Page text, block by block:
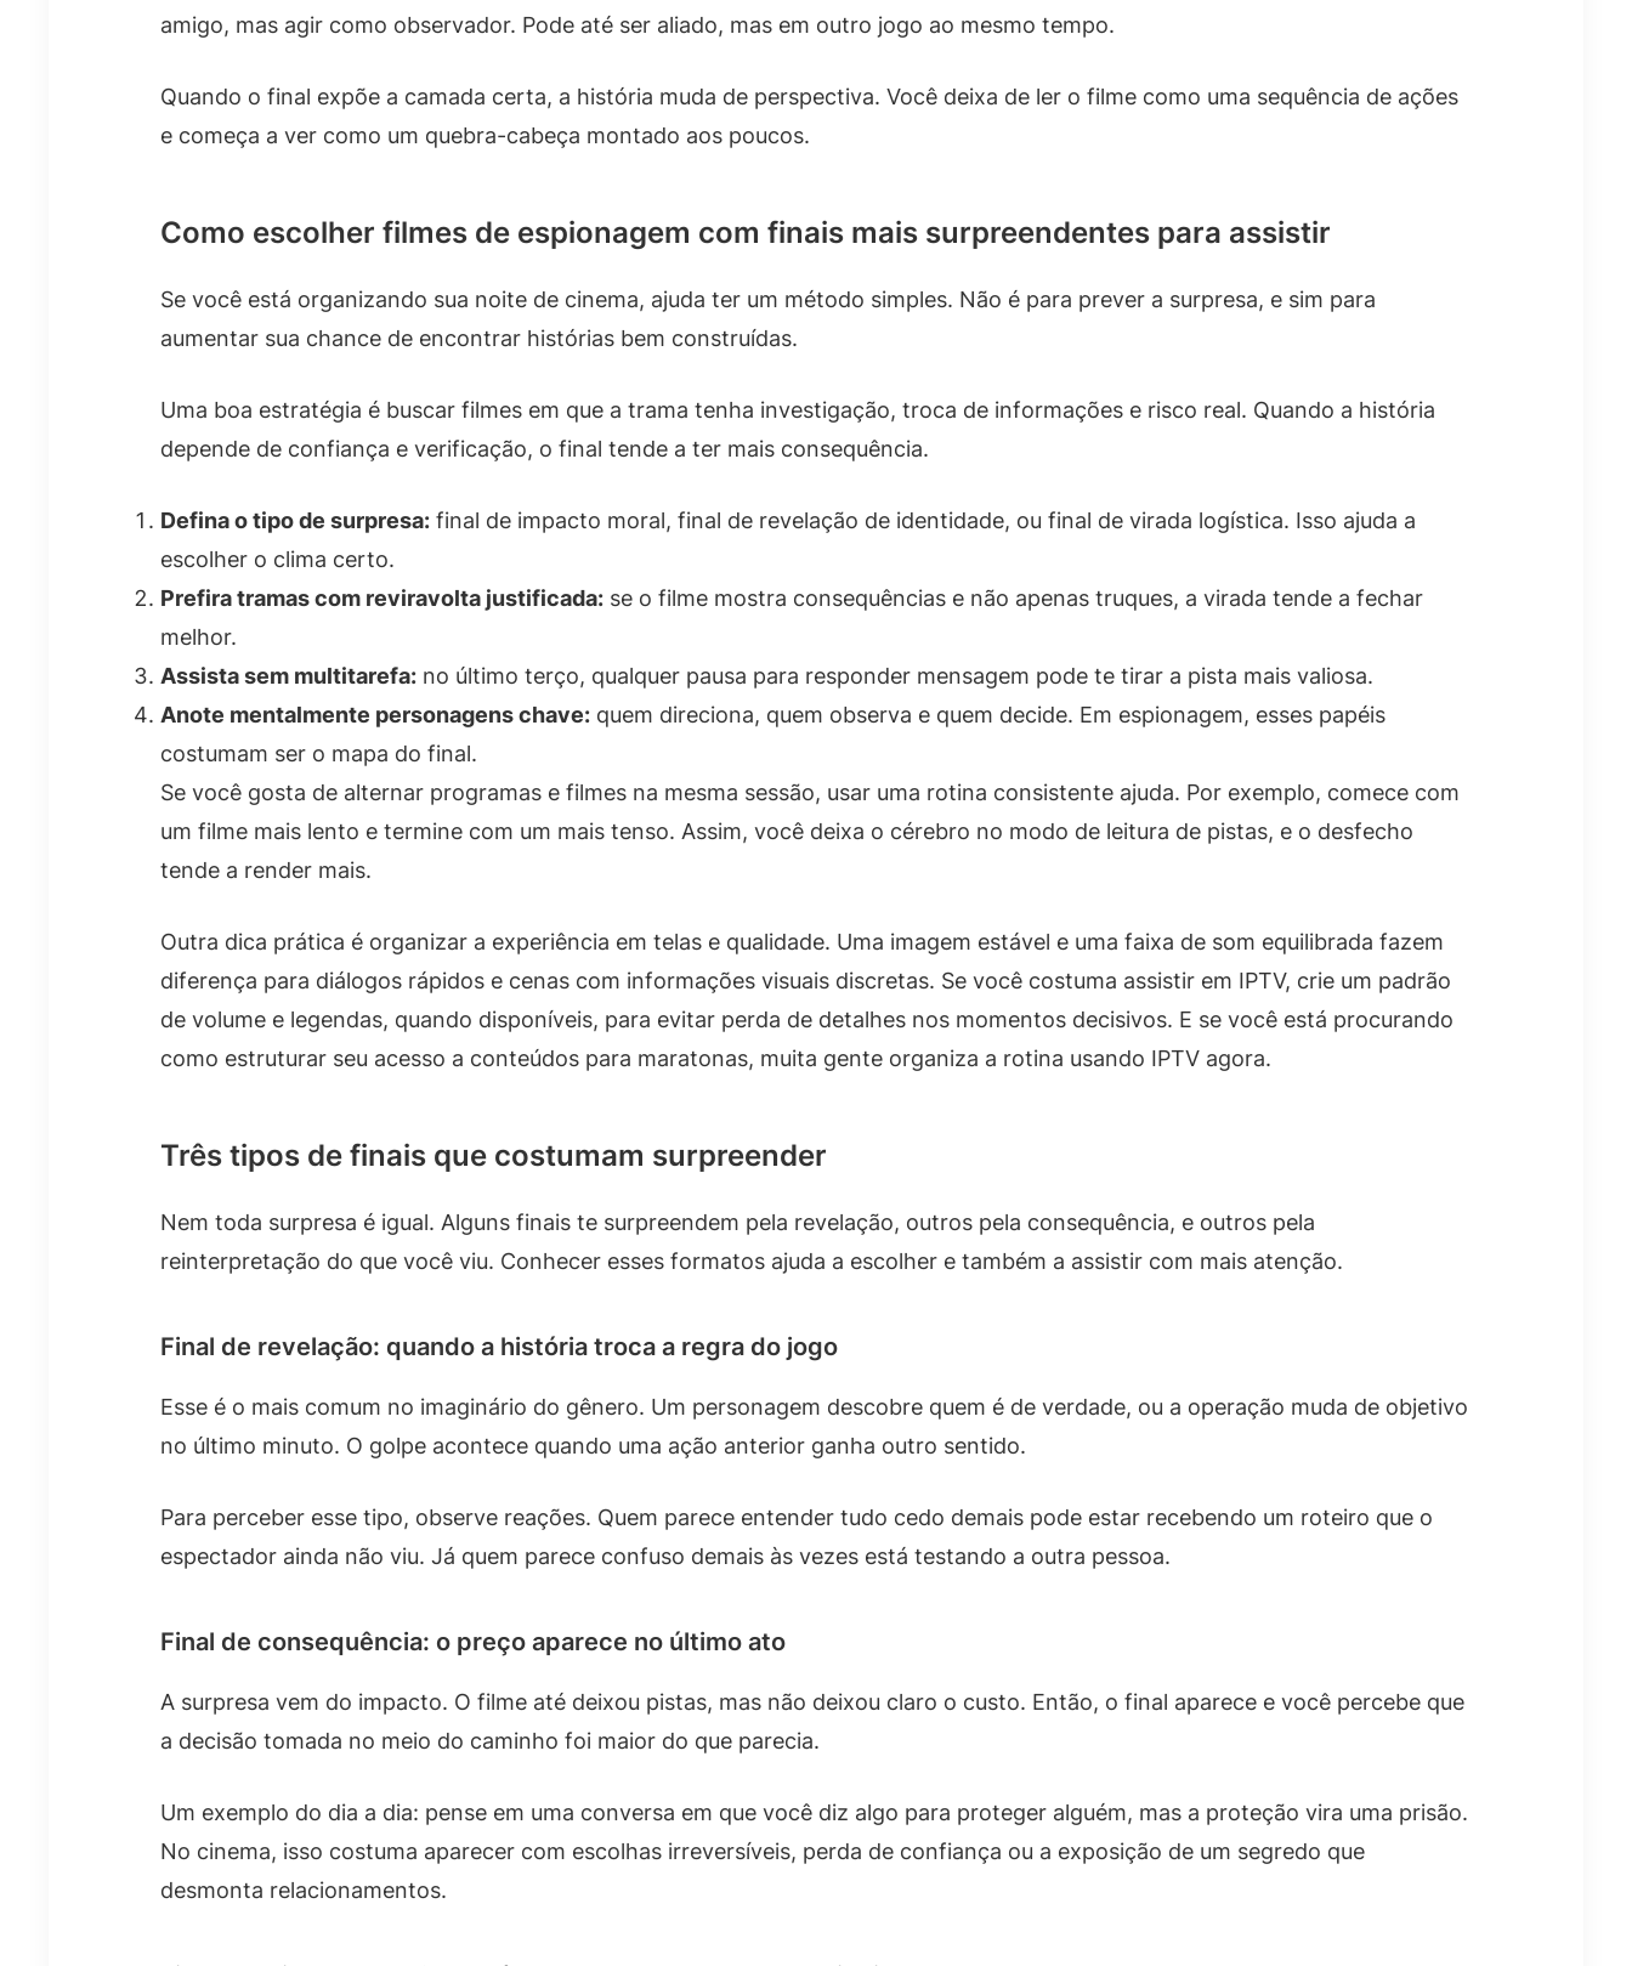
amigo, mas agir como observador. Pode até ser aliado, mas em outro jogo ao mesmo tempo.
Quando o final expõe a camada certa, a história muda de perspectiva. Você deixa de ler o filme como uma sequência de ações
e começa a ver como um quebra-cabeça montado aos poucos.
Como escolher filmes de espionagem com finais mais surpreendentes para assistir
Se você está organizando sua noite de cinema, ajuda ter um método simples. Não é para prever a surpresa, e sim para
aumentar sua chance de encontrar histórias bem construídas.
Uma boa estratégia é buscar filmes em que a trama tenha investigação, troca de informações e risco real. Quando a história
depende de confiança e verificação, o final tende a ter mais consequência.
Defina o tipo de surpresa: final de impacto moral, final de revelação de identidade, ou final de virada logística. Isso ajuda a
escolher o clima certo.
Prefira tramas com reviravolta justificada: se o filme mostra consequências e não apenas truques, a virada tende a fechar
melhor.
Assista sem multitarefa: no último terço, qualquer pausa para responder mensagem pode te tirar a pista mais valiosa.
Anote mentalmente personagens chave: quem direciona, quem observa e quem decide. Em espionagem, esses papéis
costumam ser o mapa do final.
Se você gosta de alternar programas e filmes na mesma sessão, usar uma rotina consistente ajuda. Por exemplo, comece com
um filme mais lento e termine com um mais tenso. Assim, você deixa o cérebro no modo de leitura de pistas, e o desfecho
tende a render mais.
Outra dica prática é organizar a experiência em telas e qualidade. Uma imagem estável e uma faixa de som equilibrada fazem
diferença para diálogos rápidos e cenas com informações visuais discretas. Se você costuma assistir em IPTV, crie um padrão
de volume e legendas, quando disponíveis, para evitar perda de detalhes nos momentos decisivos. E se você está procurando
como estruturar seu acesso a conteúdos para maratonas, muita gente organiza a rotina usando IPTV agora.
Três tipos de finais que costumam surpreender
Nem toda surpresa é igual. Alguns finais te surpreendem pela revelação, outros pela consequência, e outros pela
reinterpretação do que você viu. Conhecer esses formatos ajuda a escolher e também a assistir com mais atenção.
Final de revelação: quando a história troca a regra do jogo
Esse é o mais comum no imaginário do gênero. Um personagem descobre quem é de verdade, ou a operação muda de objetivo
no último minuto. O golpe acontece quando uma ação anterior ganha outro sentido.
Para perceber esse tipo, observe reações. Quem parece entender tudo cedo demais pode estar recebendo um roteiro que o
espectador ainda não viu. Já quem parece confuso demais às vezes está testando a outra pessoa.
Final de consequência: o preço aparece no último ato
A surpresa vem do impacto. O filme até deixou pistas, mas não deixou claro o custo. Então, o final aparece e você percebe que
a decisão tomada no meio do caminho foi maior do que parecia.
Um exemplo do dia a dia: pense em uma conversa em que você diz algo para proteger alguém, mas a proteção vira uma prisão.
No cinema, isso costuma aparecer com escolhas irreversíveis, perda de confiança ou a exposição de um segredo que
desmonta relacionamentos.